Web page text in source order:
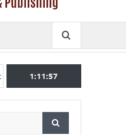
You must have these foods
1:11:58